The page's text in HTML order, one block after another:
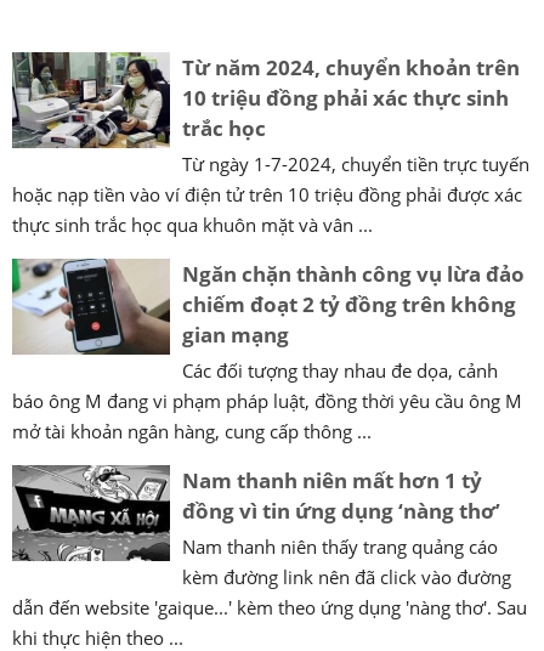
Từ năm 2024, chuyển khoản trên
10 triệu đồng phải xác thực sinh
trắc học
Từ ngày 1-7-2024, chuyển tiền trực tuyến
hoặc nạp tiền vào ví điện tử trên 10 triệu đồng phải được xác
thực sinh trắc học qua khuôn mặt và vân ...
Ngăn chặn thành công vụ lừa đảo
chiếm đoạt 2 tỷ đồng trên không
gian mạng
Các đối tượng thay nhau đe dọa, cảnh
báo ông M đang vi phạm pháp luật, đồng thời yêu cầu ông M
mở tài khoản ngân hàng, cung cấp thông ...
Nam thanh niên mất hơn 1 tỷ
đồng vì tin ứng dụng ‘nàng thơ’
Nam thanh niên thấy trang quảng cáo
kèm đường link nên đã click vào đường
dẫn đến website 'gaique...' kèm theo ứng dụng 'nàng thơ'. Sau
khi thực hiện theo ...